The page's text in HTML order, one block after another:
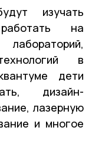
изучать
на
в
дети
дизайн-
лазерную
и многое